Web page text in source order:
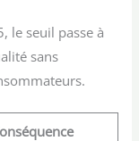
le seuil passe à
sans